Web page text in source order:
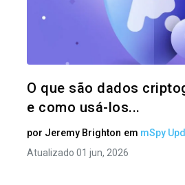
O que são dados
e como usá-los...
por Jeremy Brighton em mSpy
Atualizado 01 jun, 2026